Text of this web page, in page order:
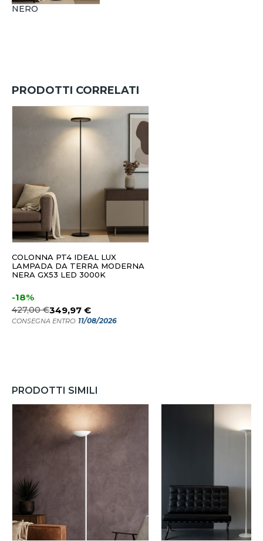
NERO
PRODOTTI CORRELATI
COLONNA PT4 IDEAL LUX
LAMPADA DA TERRA MODERNA
NERA GX53 LED 3000K
-18%
427,00 €349,97 €
CONSEGNA ENTRO: 11/08/2026
PRODOTTI SIMILI